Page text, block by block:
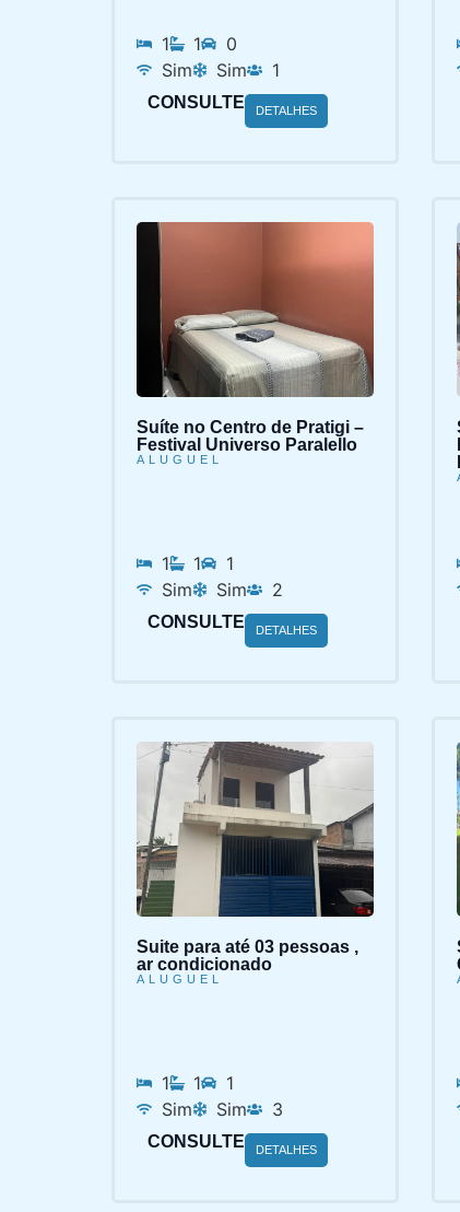
1 1
0
Sim
Sim 1
CONSULTE DETALHES
Suíte no Centro de Pratigi –
Festival Universo Paralello
ALUGUEL
1 1
1
Sim
Sim 2
CONSULTE DETALHES
Suite para até 03 pessoas ,
ar condicionado
ALUGUEL
1 1
1
Sim
Sim 3
CONSULTE DETALHES